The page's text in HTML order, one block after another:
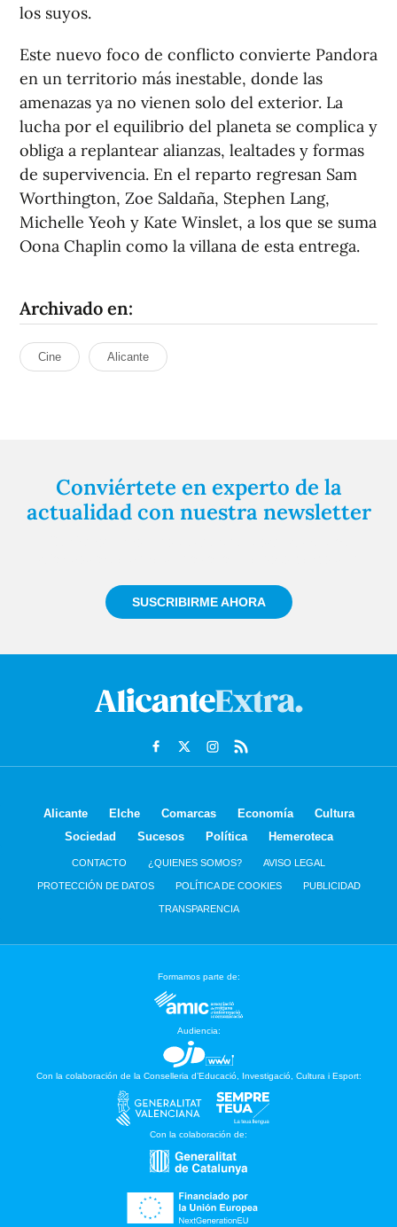
los suyos.
Este nuevo foco de conflicto convierte Pandora
en un territorio más inestable, donde las
amenazas ya no vienen solo del exterior. La
lucha por el equilibrio del planeta se complica y
obliga a replantear alianzas, lealtades y formas
de supervivencia. En el reparto regresan Sam
Worthington, Zoe Saldaña, Stephen Lang,
Michelle Yeoh y Kate Winslet, a los que se suma
Oona Chaplin como la villana de esta entrega.
Archivado en:
Cine Alicante
Conviértete en experto de la
actualidad con nuestra newsletter
SUSCRIBIRME AHORA
Alicante Elche Comarcas Economía
Cultura
Sociedad
Sucesos Política Hemeroteca
CONTACTO ¿QUIENES SOMOS? AVISO LEGAL
PROTECCIÓN DE DATOS POLÍTICA DE COOKIES PUBLICIDAD
TRANSPARENCIA
Formamos parte de:
Audiencia:
Con la colaboración de la Conselleria d’Educació, Investigació, Cultura i Esport:
Con la colaboración de: